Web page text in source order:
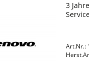
3
Art.Nr.: